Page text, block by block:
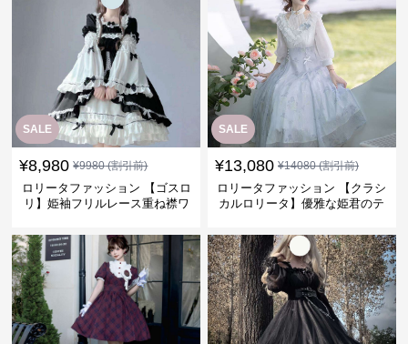
SALE
¥8,980 ¥9980(割引前)
ロリータファッション 【ゴスロ
リ】姫袖フリルレース重ね襟ワ
SALE
¥13,080 ¥14080(割引前)
ロリータファッション 【クラシ
カルロリータ】優雅な姫君のテ